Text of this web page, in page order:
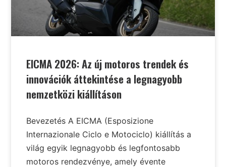
EICMA 2026: Az új motoros trendek és
innovációk áttekintése a legnagyobb
nemzetközi kiállításon
Bevezetés A EICMA (Esposizione
Internazionale Ciclo e Motociclo) kiállítás a
világ egyik legnagyobb és legfontosabb
motoros rendezvénye, amely évente